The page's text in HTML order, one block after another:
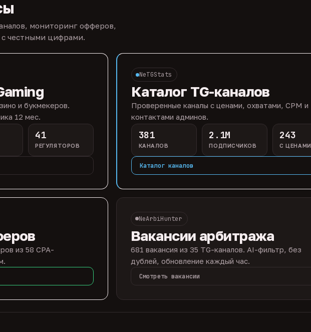
мониторинг офферов,
с честными цифрами.
и букмекеров.
12 мес.
41
РЕГУЛЯТОРОВ
NeTGStats
Каталог TG-каналов
Проверенные каналы с ценами, охватами, CPM и
контактами админов.
381
КАНАЛОВ
2.1M
ПОДПИСЧИКОВ
243
С ЦЕНАМИ
Каталог каналов
из 58 CPA-
NeArbiHunter
Вакансии арбитража
681 вакансия из 35 TG-каналов. AI-фильтр, без
дублей, обновление каждый час.
Смотреть вакансии